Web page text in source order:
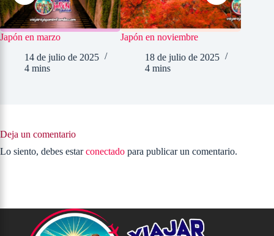
Japón en marzo
14 de julio de 2025
4 mins
Japón en noviembre
18 de julio de 2025
4 mins
Deja un comentario
Lo siento, debes estarconectado para publicar un comentario.